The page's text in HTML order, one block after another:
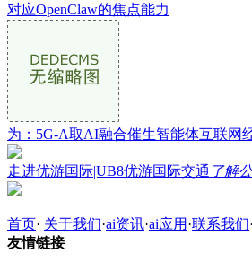
对应OpenClaw的焦点能力
为：5G-A取AI融合催生智能体互联网
走进优游国际|UB8优游国际交通 了解
首页· 关于我们·ai资讯·ai应用 ·联系我们·
友情链接